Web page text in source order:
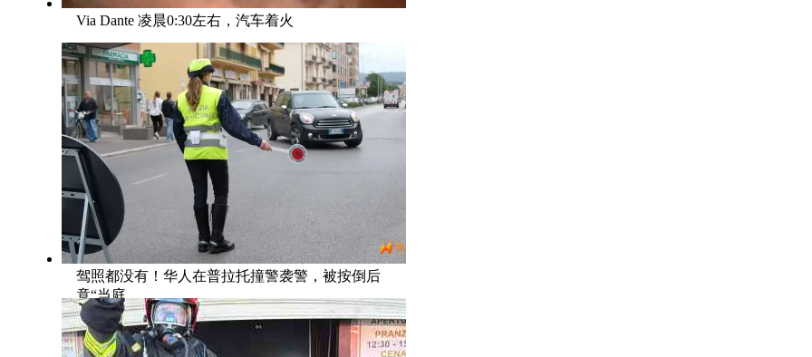
Via Dante 凌晨0:30左右，汽车着火
驾照都没有！华人在普拉托撞警袭警，被按倒后
竟“当庭